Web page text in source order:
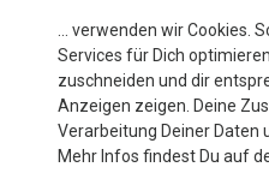
… verwenden wir Cookies.
Services für Dich
zuschneiden und dir
Anzeigen zeigen. Deine
Verarbeitung Deiner Daten
Mehr Infos findest Du auf